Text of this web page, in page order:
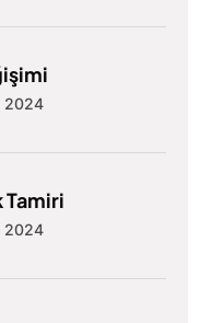
2024
Tamiri
2024